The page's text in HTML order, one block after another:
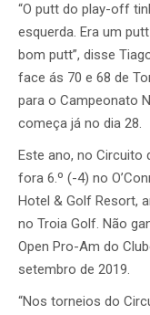
“O putt do play-off
esquerda. Era um
bom putt”, disse
face ás 70 e 68 de
para o Campeonato
começa já no dia 28.
Este ano, no Circuito
fora 6.º (-4) no
Hotel & Golf Resort,
no Troia Golf. Não
Open Pro-Am do
setembro de 2019.
“Nos torneios do